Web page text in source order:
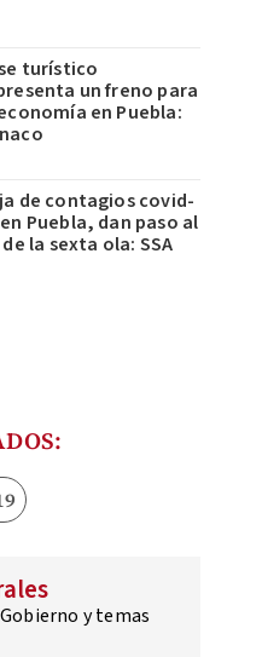
turístico
un freno para
en Puebla:
de contagios covid-
Puebla, dan paso al
la sexta ola: SSA
y temas